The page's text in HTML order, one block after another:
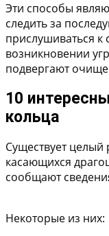
Эти способы
следить за
прислушиваться
возникновении
подвергают
10
кольца
Существует
касающихся
сообщают
Некоторые из них: